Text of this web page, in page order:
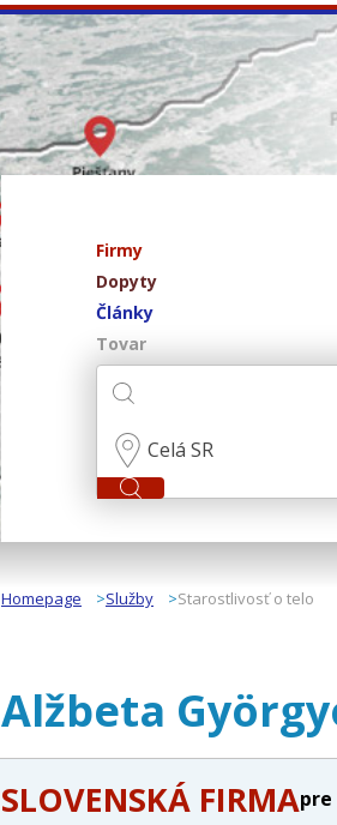
Firmy
Dopyty
Články
Tovar
Celá SR
Homepage Služby Starostlivosť o telo
Alžbeta
SLOVENSKÁ FIRMA